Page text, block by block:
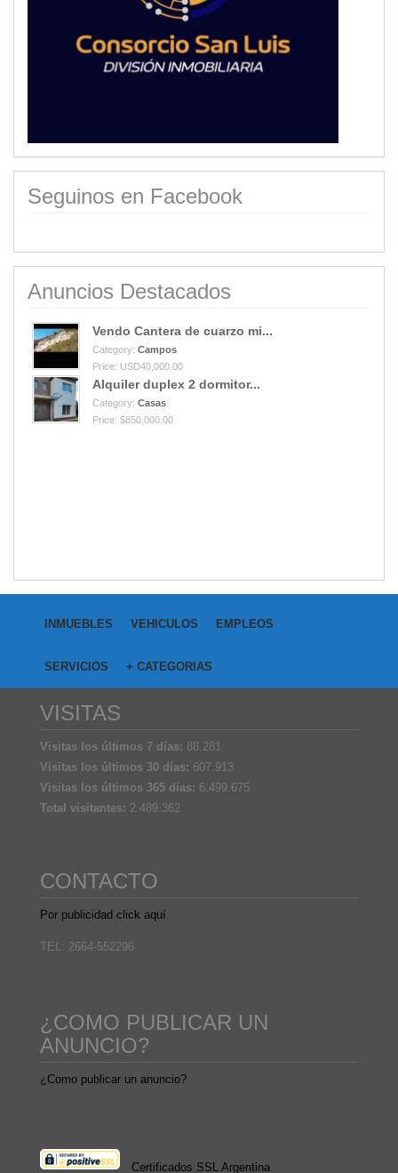
Seguinos en Facebook
Anuncios Destacados
Vendo Cantera de cuarzo mi...
Category: Campos
Price: USD40,000.00
Alquiler duplex 2 dormitor...
Category: Casas
Price: $850,000.00
INMUEBLES VEHICULOS EMPLEOS
SERVICIOS + CATEGORIAS
VISITAS
Visitas los últimos 7 días: 88.281
Visitas los últimos 30 días: 607.913
Visitas los últimos 365 días: 6.499.675
Total visitantes: 2.489.362
CONTACTO
Por publicidad click aquí
TEL: 2664-552296
¿COMO PUBLICAR UN
ANUNCIO?
¿Como publicar un anuncio?
Certificados SSL Argentina